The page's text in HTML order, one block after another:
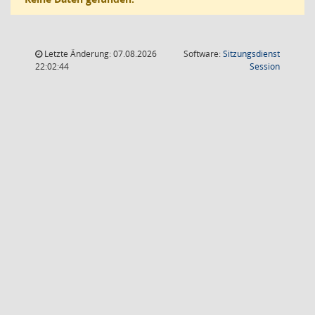
Letzte Änderung: 07.08.2026
22:02:44
Software:Sitzungsdienst
Session(Wird in